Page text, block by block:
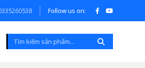
Follow us on: